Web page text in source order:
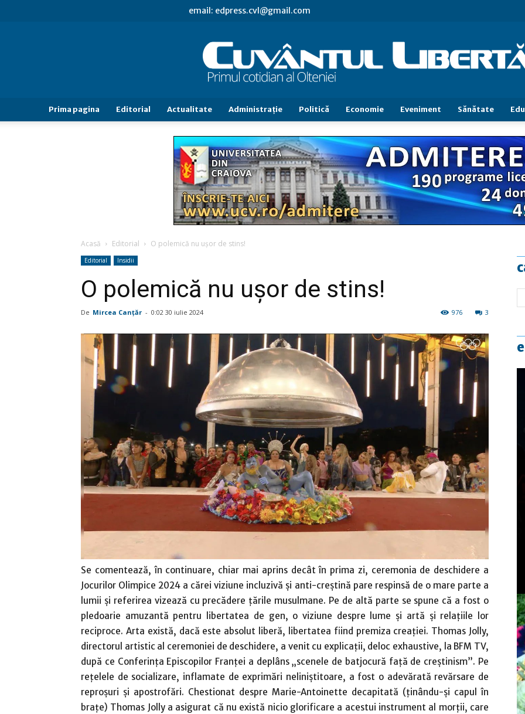
email: edpress.cvl@gmail.com
Cuvântul
Libertăţii
Prima pagina Editorial Actualitate Administraţie Politică Economie Eveniment Sănătate
Acasă Editorial O polemică nu uşor de stins!
Editorial Insidii
O polemică nu uşor de stins!
De Mircea Canţăr - 0:02 30 iulie 2024 3
976
Se comentează, în continuare, chiar mai aprins decât în prima zi, ceremonia de deschidere a
Jocurilor Olimpice 2024 a cărei viziune incluzivă şi anti-creştină pare respinsă de o mare parte a
lumii şi referirea vizează cu precădere ţările musulmane. Pe de altă parte se spune că a fost o
pledoarie amuzantă pentru libertatea de gen, o viziune despre lume şi artă şi relaţiile lor
reciproce. Arta există, dacă este absolut liberă, libertatea fiind premiza creaţiei. Thomas Jolly,
directorul artistic al ceremoniei de deschidere, a venit cu explicaţii, deloc exhaustive, la BFM TV,
după ce Conferinţa Episcopilor Franţei a deplâns „scenele de batjocură faţă de creştinism”. Pe
reţelele de socializare, inflamate de exprimări neliniştitoare, a fost o adevărată revărsare de
reproşuri şi apostrofări. Chestionat despre Marie-Antoinette decapitată (ţinându-şi capul în
braţe) Thomas Jolly a asigurat că nu există nicio glorificare a acestui instrument al morţii, care